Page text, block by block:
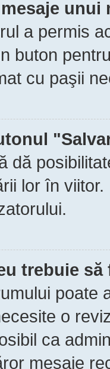
unui
a permis
buton
cu paşii
dă
lor în
trebuie
poate
o
ca
mesaje